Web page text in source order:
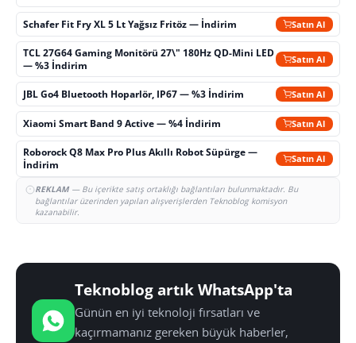
Schafer Fit Fry XL 5 Lt Yağsız Fritöz — İndirim Satın Al
TCL 27G64 Gaming Monitörü 27\" 180Hz QD-Mini LED
— %3 İndirim
Satın Al
JBL Go4 Bluetooth Hoparlör, IP67 — %3 İndirim Satın Al
Xiaomi Smart Band 9 Active — %4 İndirim Satın Al
Roborock Q8 Max Pro Plus Akıllı Robot Süpürge —
İndirim
Satın Al
REKLAM— Bu içerikte satış ortaklığı bağlantıları bulunmaktadır. Bu
bağlantılar üzerinden yapılan alışverişlerden Teknoblog komisyon
kazanabilir.
Teknoblog artık WhatsApp'ta
Günün en iyi teknoloji fırsatları ve
kaçırmamanız gereken büyük haberler,